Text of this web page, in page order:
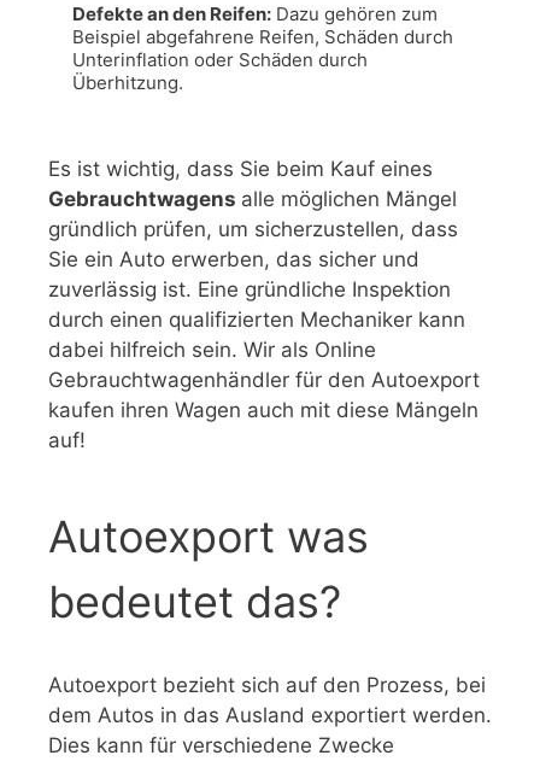
Defekte an den Reifen: Dazu gehören zum
Beispiel abgefahrene Reifen, Schäden durch
Unterinflation oder Schäden durch
Überhitzung.
Es ist wichtig, dass Sie beim Kauf eines
Gebrauchtwagens alle möglichen Mängel
gründlich prüfen, um sicherzustellen, dass
Sie ein Auto erwerben, das sicher und
zuverlässig ist. Eine gründliche Inspektion
durch einen qualifizierten Mechaniker kann
dabei hilfreich sein. Wir als Online
Gebrauchtwagenhändler für den Autoexport
kaufen ihren Wagen auch mit diese Mängeln
auf!
Autoexport was
bedeutet das?
Autoexport bezieht sich auf den Prozess, bei
dem Autos in das Ausland exportiert werden.
Dies kann für verschiedene Zwecke